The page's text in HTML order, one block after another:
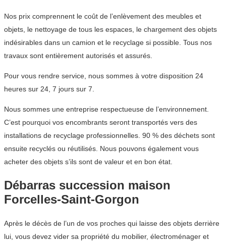
Nos prix comprennent le coût de l’enlèvement des meubles et
objets, le nettoyage de tous les espaces, le chargement des objets
indésirables dans un camion et le recyclage si possible. Tous nos
travaux sont entièrement autorisés et assurés.
Pour vous rendre service, nous sommes à votre disposition 24
heures sur 24, 7 jours sur 7.
Nous sommes une entreprise respectueuse de l’environnement.
C’est pourquoi vos encombrants seront transportés vers des
installations de recyclage professionnelles. 90 % des déchets sont
ensuite recyclés ou réutilisés. Nous pouvons également vous
acheter des objets s’ils sont de valeur et en bon état.
Débarras succession maison
Forcelles-Saint-Gorgon
Après le décès de l’un de vos proches qui laisse des objets derrière
lui, vous devez vider sa propriété du mobilier, électroménager et